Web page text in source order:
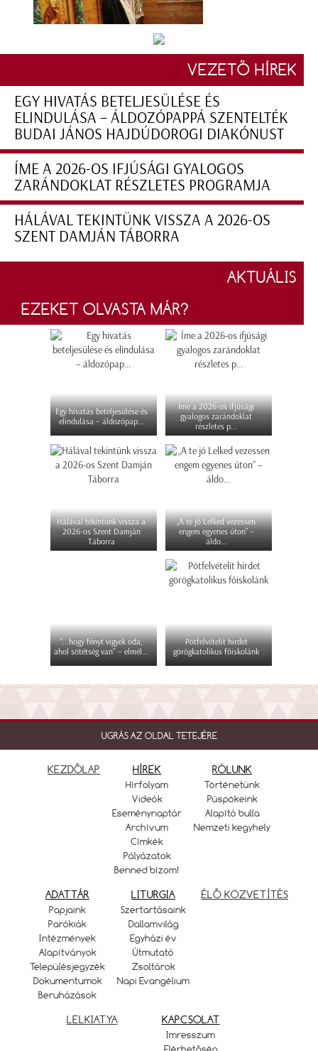
VEZETŐ HÍREK
EGY HIVATÁS BETELJESÜLÉSE ÉS
ELINDULÁSA – ÁLDOZÓPAPPÁ SZENTELTÉK
BUDAI JÁNOS HAJDÚDOROGI DIAKÓNUST
ÍME A 2026-OS IFJÚSÁGI GYALOGOS
ZARÁNDOKLAT RÉSZLETES PROGRAMJA
HÁLÁVAL TEKINTÜNK VISSZA A 2026-OS
SZENT DAMJÁN TÁBORRA
AKTUÁLIS
EZEKET OLVASTA MÁR?
Egy hivatás beteljesülése és
elindulása – áldozópap...
Íme a 2026-os ifjúsági
gyalogos zarándoklat
részletes p...
Hálával tekintünk vissza a
2026-os Szent Damján
Táborra
„A te jó Lelked vezessen
engem egyenes úton” –
áldo...
"...hogy fényt vigyek oda,
ahol sötétség van" – elmél...
Pótfelvételit hirdet
görögkatolikus főiskolánk
UGRÁS AZ OLDAL TETEJÉRE
KEZDŐLAP HÍREK
Hírfolyam
Videók
Eseménynaptár
Archívum
Címkék
Pályázatok
Benned bízom!
RÓLUNK
Történetünk
Püspökeink
Alapító bulla
Nemzeti kegyhely
ADATTÁR
Papjaink
Parókiák
Intézmények
Alapítványok
Településjegyzék
Dokumentumok
Beruházások
LITURGIA
Szertartásaink
Dallamvilág
Egyházi év
Útmutató
Zsoltárok
Napi Evangélium
ÉLŐ KÖZVETÍTÉS
LELKIATYA KAPCSOLAT
Imresszum